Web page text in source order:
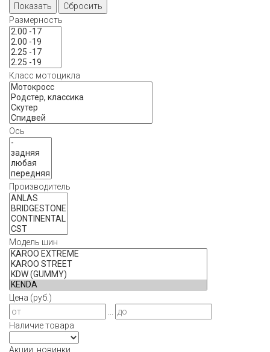
Показать
Сбросить
Размерность
Класс мотоцикла
Ось
Производитель
Модель шин
Цена (руб.)
Наличие товара
Акции, новинки